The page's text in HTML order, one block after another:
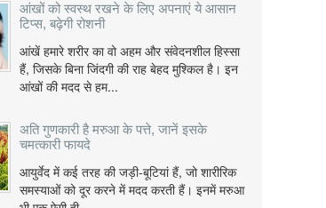
आंखों को स्वस्थ रखने के लिए अपनाएं ये आसान
टिप्स, बढ़ेगी रोशनी
आंखें हमारे शरीर का वो अहम और संवेदनशील हिस्सा
हैं, जिसके बिना जिंदगी की राह बेहद मुश्किल है। इन
आंखों की मदद से हम...
अति गुणकारी है मरुआ के पत्ते, जानें इसके
चमत्कारी फायदे
आयुर्वेद में कई तरह की जड़ी-बूटियां हैं, जो शारीरिक
समस्याओं को दूर करने में मदद करती हैं। इनमें मरुआ